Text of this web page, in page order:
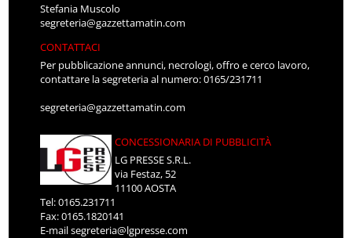
Stefania Muscolo
segreteria@gazzettamatin.com
CONTATTACI
Per pubblicazione annunci, necrologi, offro e cerco lavoro,
contattare la segreteria al numero: 0165/231711
segreteria@gazzettamatin.com
CONCESSIONARIA DI PUBBLICITÀ
LG PRESSE S.R.L.
via Festaz, 52
11100 AOSTA
Tel: 0165.231711
Fax: 0165.1820141
E-mailsegreteria@lgpresse.com